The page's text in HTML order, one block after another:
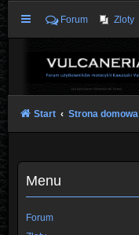
Forum Zloty
Start Strona domowa
Menu
Forum